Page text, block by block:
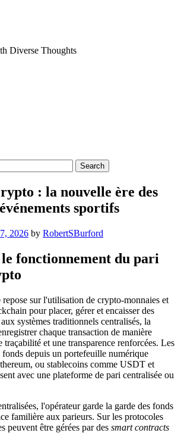
Diverse Thoughts
: la nouvelle ère des
sportifs
2026 by RobertSBurford
fonctionnement du pari
repose sur l'utilisation de crypto-monnaies et
pour placer, gérer et encaisser des
systèmes traditionnels centralisés, la
chaque transaction de manière
et une transparence renforcées. Les
fonds depuis un portefeuille numérique
ou stablecoins comme USDT et
avec une plateforme de pari centralisée ou
l'opérateur garde la garde des fonds
familière aux parieurs. Sur les protocoles
peuvent être gérées par des smart contracts